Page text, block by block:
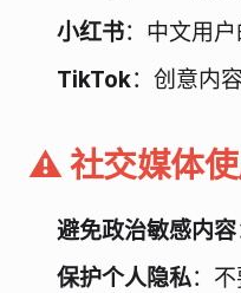
小红书：中文用
TikTok：创意内
⚠️ 社交媒体
避免政治敏感内容
保护个人隐私：